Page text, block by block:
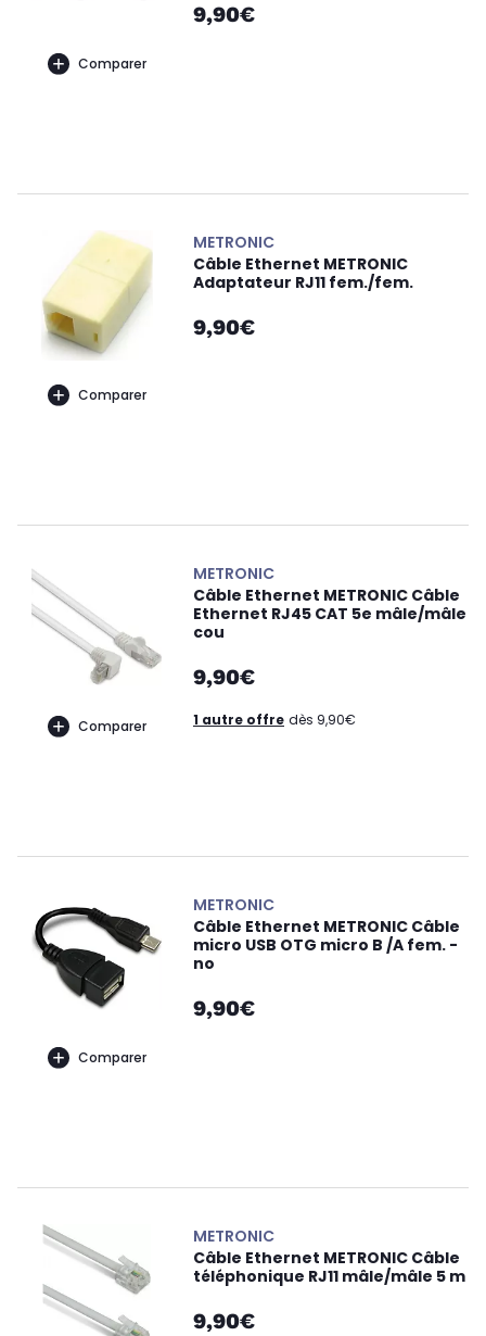
Comparer
9,90€
Comparer
METRONIC
Câble Ethernet METRONIC
Adaptateur RJ11 fem./fem.
9,90€
Comparer
METRONIC
Câble Ethernet METRONIC Câble
Ethernet RJ45 CAT 5e mâle/mâle
cou
9,90€
1 autre offre dès 9,90€
Comparer
METRONIC
Câble Ethernet METRONIC Câble
micro USB OTG micro B /A fem. -
no
9,90€
METRONIC
Câble Ethernet METRONIC Câble
téléphonique RJ11 mâle/mâle 5 m
9,90€